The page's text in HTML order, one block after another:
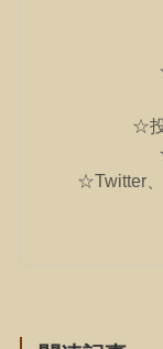
☆
☆Twitter、